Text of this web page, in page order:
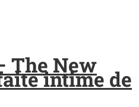
The New
intime de